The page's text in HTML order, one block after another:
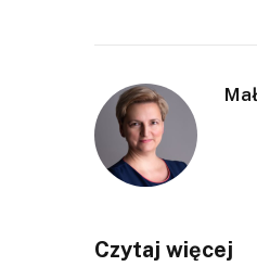
Czytaj więcej